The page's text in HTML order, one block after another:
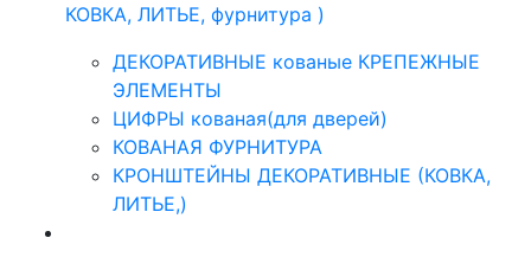
КОВКА, ЛИТЬЕ, фурнитура )
ДЕКОРАТИВНЫЕ кованые КРЕПЕЖНЫЕ
ЭЛЕМЕНТЫ
ЦИФРЫ кованая(для дверей)
КОВАНАЯ ФУРНИТУРА
КРОНШТЕЙНЫ ДЕКОРАТИВНЫЕ (КОВКА,
ЛИТЬЕ,)